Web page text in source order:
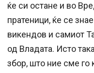
ќе си остане и во
пратеници, ќе се
викендов и самиот
од Владата. Исто
збор, што ние сме